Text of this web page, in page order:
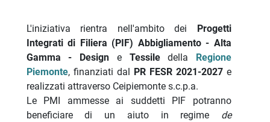
L'iniziativa rientra nell'ambito dei
Progetti
Integrati di Filiera (PIF) Abbigliamento - Alta
Gamma - Design e Tessiledella
Regione
Piemonte, finanziati dal PR FESR 2021-2027e
realizzati attraverso Ceipiemonte s.c.p.a.
Le PMI ammesse ai suddetti PIF potranno
beneficiare di un aiuto in regime de